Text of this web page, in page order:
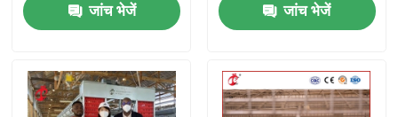
परत बैटरी पिंजरे प्रणाली
कुक्कुट पालन पिंजरा प्रणाली
जांच भेजें जांच भेजें